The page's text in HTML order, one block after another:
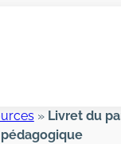
» Livret du